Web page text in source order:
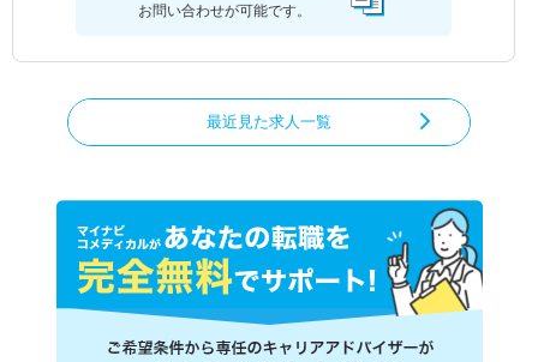
お問い合わせが可能です。
最近見た求人一覧